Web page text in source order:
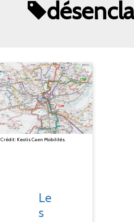
Crédit : Keolis Caen Mobilités.
Le
s